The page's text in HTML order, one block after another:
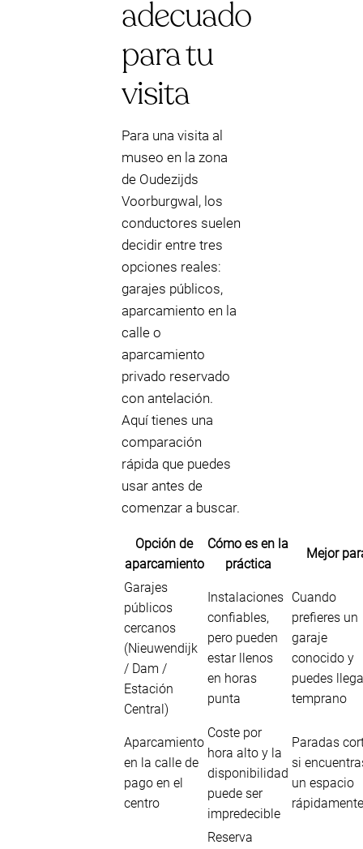
adecuado
para tu
visita
Para una visita al
museo en la zona
de Oudezijds
Voorburgwal, los
conductores suelen
decidir entre tres
opciones reales:
garajes públicos,
aparcamiento en la
calle o
aparcamiento
privado reservado
con antelación.
Aquí tienes una
comparación
rápida que puedes
usar antes de
comenzar a buscar.
Opción de
aparcamiento
Cómo es en la
práctica
Mejor
Garajes
públicos
cercanos
(Nieuwendijk
/ Dam /
Estación
Central)
Instalaciones
confiables,
pero pueden
estar llenos
en horas
punta
Cuando
prefieres un
garaje
conocido y
puedes
temprano
Aparcamiento
en la calle de
pago en el
centro
Coste por
hora alto y la
disponibilidad
puede ser
impredecible
Paradas
si
un espacio
rápidamente
Reserva